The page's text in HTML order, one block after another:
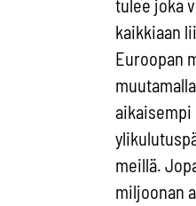
tulee joka
kaikkiaan
Euroopan
aikaisempi
meillä.
miljoonan